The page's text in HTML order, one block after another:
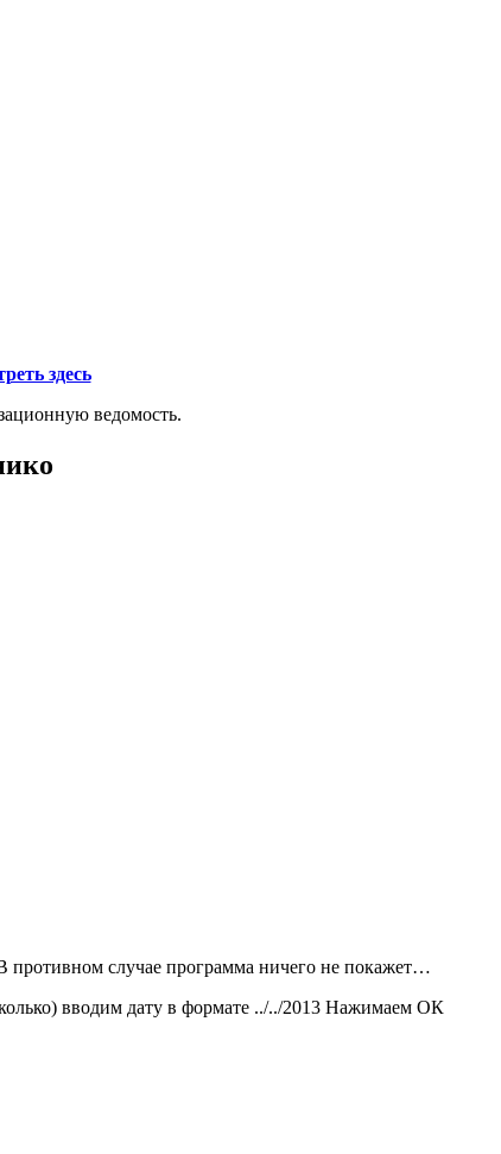
здесь
ведомость.
противном случае программа ничего не покажет…
вводим дату в формате ../../2013 Нажимаем ОК